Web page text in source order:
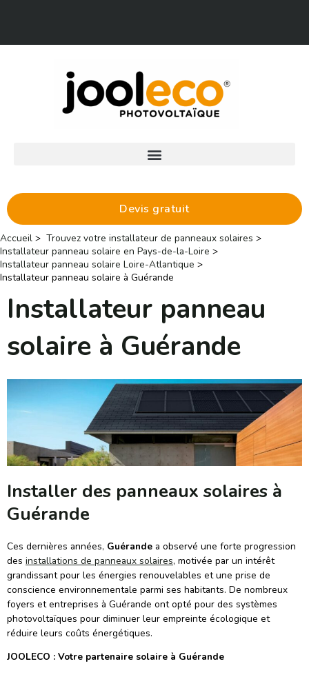
Devis gratuit
Accueil
Trouvez votre installateur de panneaux solaires
Installateur panneau solaire en Pays-de-la-Loire
Installateur panneau solaire Loire-Atlantique
Installateur panneau solaire à Guérande
Installateur panneau
solaire à Guérande
Installer des panneaux solaires à
Guérande
Ces dernières années, Guérande a observé une forte progression
des installations de panneaux solaires, motivée par un intérêt
grandissant pour les énergies renouvelables et une prise de
conscience environnementale parmi ses habitants. De nombreux
foyers et entreprises à Guérande ont opté pour des systèmes
photovoltaïques pour diminuer leur empreinte écologique et
réduire leurs coûts énergétiques.
JOOLECO : Votre partenaire solaire à Guérande